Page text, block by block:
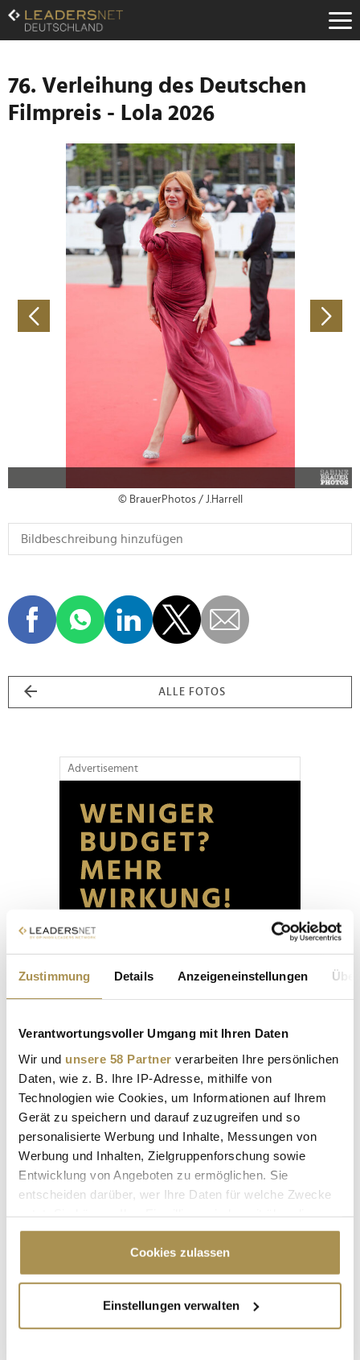
Zustimmung Details Anzeigeneinstellungen
Verantwortungsvoller Umgang mit Ihren Daten
Wir und unsere 58 Partner verarbeiten Ihre persönlichen
Daten, wie z. B. Ihre IP-Adresse, mithilfe von
Technologien wie Cookies, um Informationen auf Ihrem
Gerät zu speichern und darauf zuzugreifen und so
personalisierte Werbung und Inhalte, Messungen von
Werbung und Inhalten, Zielgruppenforschung sowie
Entwicklung von Angeboten zu ermöglichen. Sie
entscheiden darüber, wer Ihre Daten für welche Zwecke
Cookie-Erklärung oder durch Klicken auf das Privacy
Trigger Symbol ändern oder widerrufen
Informationen über Ihre geografische Lage
erfassen, welche bis auf einige Meter genau sein
Cookies zulassen
Einstellungen verwalten
Zum
Inhalt
Zur
Navigation
Zur
Hauptnavigation
76. Verleihung des Deutschen
Filmpreis - Lola 2026
© BrauerPhotos / J.Harrell
ALLE FOTOS
Advertisement